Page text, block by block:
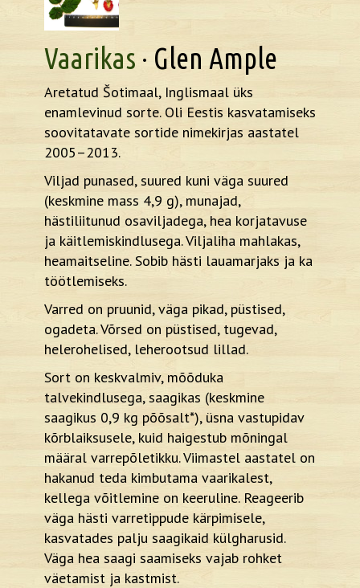
Vaarikas · Glen Ample
Aretatud Šotimaal, Inglismaal üks
enamlevinud sorte. Oli Eestis kasvatamiseks
soovitatavate sortide nimekirjas aastatel
2005–2013.
Viljad punased, suured kuni väga suured
(keskmine mass 4,9 g), munajad,
hästiliitunud osaviljadega, hea korjatavuse
ja käitlemiskindlusega. Viljaliha mahlakas,
heamaitseline. Sobib hästi lauamarjaks ja ka
töötlemiseks.
Varred on pruunid, väga pikad, püstised,
ogadeta. Võrsed on püstised, tugevad,
helerohelised, leherootsud lillad.
Sort on keskvalmiv, mõõduka
talvekindlusega, saagikas (keskmine
saagikus 0,9 kg põõsalt*), üsna vastupidav
kõrblaiksusele, kuid haigestub mõningal
määral varrepõletikku. Viimastel aastatel on
hakanud teda kimbutama vaarikalest,
kellega võitlemine on keeruline. Reageerib
väga hästi varretippude kärpimisele,
kasvatades palju saagikaid külgharusid.
Väga hea saagi saamiseks vajab rohket
väetamist ja kastmist.